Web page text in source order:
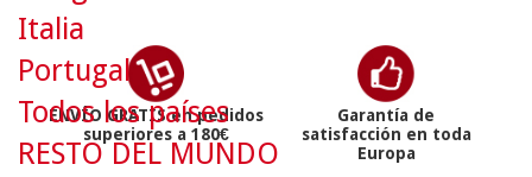
ENVÍO GRATIS en pedidos
superiores a 180€
Garantía de
satisfacción en toda
Europa
Italia
Portugal
Todos los países
RESTO DEL MUNDO